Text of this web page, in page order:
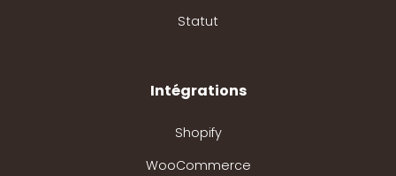
Statut
Intégrations
Shopify
WooCommerce